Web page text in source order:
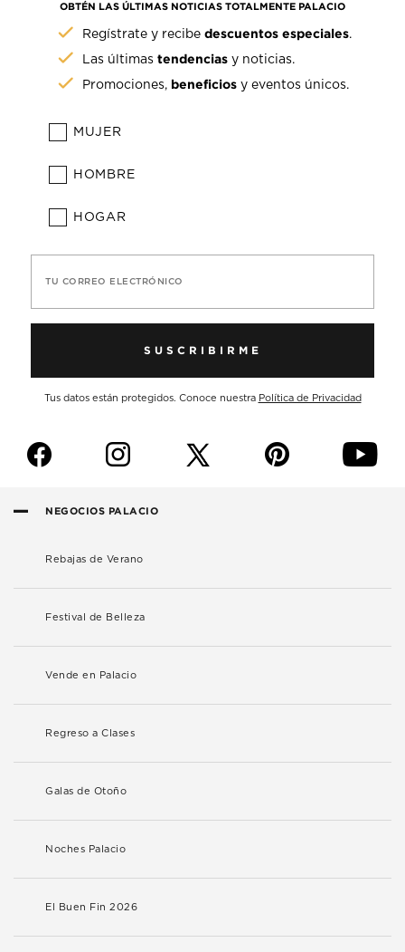
OBTÉN LAS ÚLTIMAS NOTICIAS TOTALMENTE PALACIO
Regístrate y recibedescuentos especiales.
Las últimastendencias y noticias.
Promociones, beneficios y eventos únicos.
MUJER
HOMBRE
HOGAR
TU CORREO ELECTRÓNICO
SUSCRIBIRME
Tus datos están protegidos. Conoce nuestra Política de Privacidad
f i p y
NEGOCIOS PALACIO
Rebajas de Verano
Festival de Belleza
Vende en Palacio
Regreso a Clases
Galas de Otoño
Noches Palacio
El Buen Fin 2026